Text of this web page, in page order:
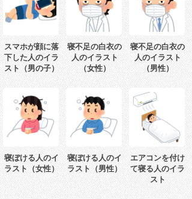
スマホが顔に落
下した人のイラ
スト（男の子）
寝不足の白衣の
人のイラスト
（女性）
寝不足の白衣の
人のイラスト
（男性）
寝ぼける人のイ
ラスト（女性）
寝ぼける人のイ
ラスト（男性）
エアコンを付け
て寝る人のイラ
スト